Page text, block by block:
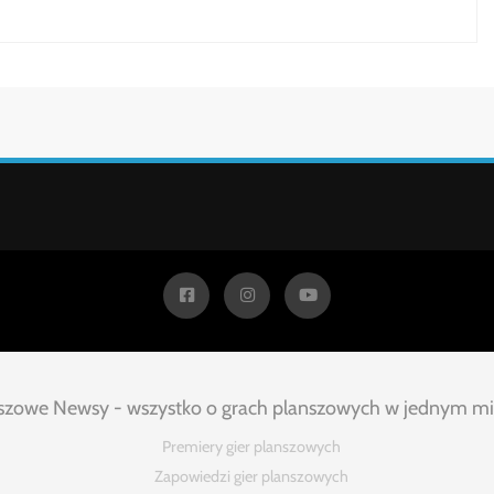
Newsy - wszystko o grach planszowych w jednym
Premiery gier planszowych
Zapowiedzi gier planszowych